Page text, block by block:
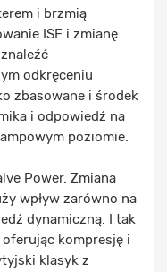
i brzmią
ISF i zmianę
odkręceniu
zbasowane i środek
i odpowiedź na
poziomie.
Power. Zmiana
wpływ zarówno na
dynamiczną. I tak
kompresję i
klasyk z